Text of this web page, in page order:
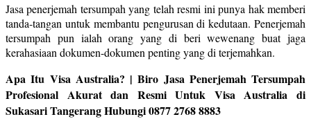
Jasa penerjemah tersumpah yang telah resmi ini punya hak memberi
tanda-tangan untuk membantu pengurusan di kedutaan. Penerjemah
tersumpah pun ialah orang yang di beri wewenang buat jaga
kerahasiaan dokumen-dokumen penting yang di terjemahkan.
Apa Itu Visa Australia? | Biro Jasa Penerjemah Tersumpah
Profesional Akurat dan Resmi Untuk Visa Australia di
Sukasari Tangerang Hubungi 0877 2768 8883